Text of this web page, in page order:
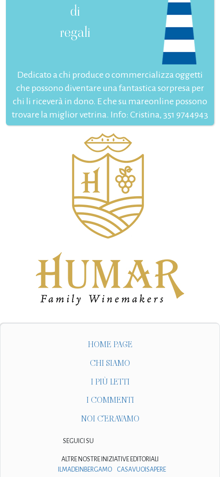
di
regali
Dedicato a chi produce o commercializza oggetti
che possono diventare una fantastica sorpresa per
chi li riceverà in dono. E che su mareonline possono
trovare la miglior vetrina. Info: Cristina, 351 9744943
HOME PAGE
CHI SIAMO
I PIÙ LETTI
I COMMENTI
NOI C'ERAVAMO
SEGUICI SU
ALTRE NOSTRE INIZIATIVE EDITORIALI
ILMADEINBERGAMO
CASAVUOISAPERE